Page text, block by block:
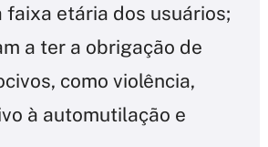
etária dos usuários;
a ter a obrigação de
como violência,
à automutilação e